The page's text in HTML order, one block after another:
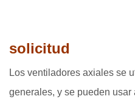
solicitud
Los ventiladores axiales se
generales, y se pueden usar